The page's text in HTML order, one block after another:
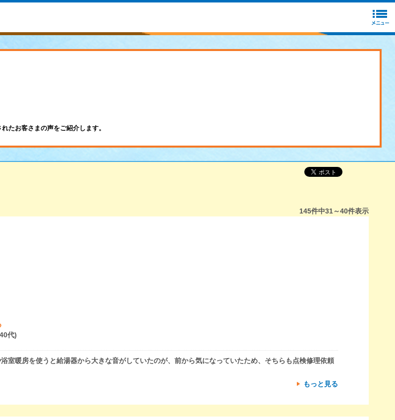
たお客さまの声をご紹介します。
145件中31～40件表示
代)
室暖房を使うと給湯器から大きな音がしていたのが、前から気になっていたため、そちらも点検修理依頼
もっと見る